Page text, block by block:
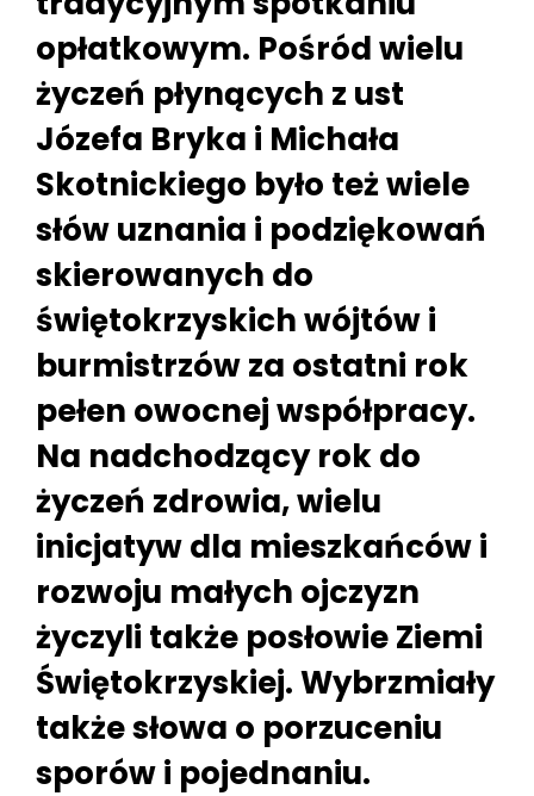
opłatkowym. Pośród wielu
życzeń płynących z ust
Józefa Bryka i Michała
Skotnickiego było też wiele
słów uznania i podziękowań
skierowanych do
świętokrzyskich wójtów i
burmistrzów za ostatni rok
pełen owocnej współpracy.
Na nadchodzący rok do
życzeń zdrowia, wielu
inicjatyw dla mieszkańców i
rozwoju małych ojczyzn
życzyli także posłowie Ziemi
Świętokrzyskiej. Wybrzmiały
także słowa o porzuceniu
sporów i pojednaniu.